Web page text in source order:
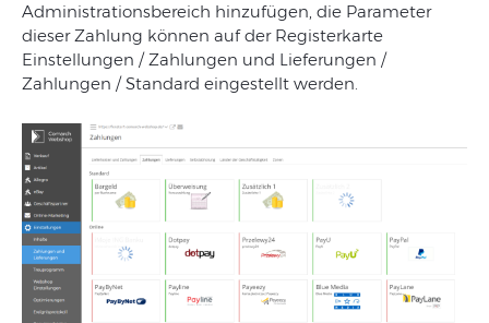
Administrationsbereich hinzufügen, die Parameter
dieser Zahlung können auf der Registerkarte
Einstellungen / Zahlungen und Lieferungen /
Zahlungen / Standard eingestellt werden.